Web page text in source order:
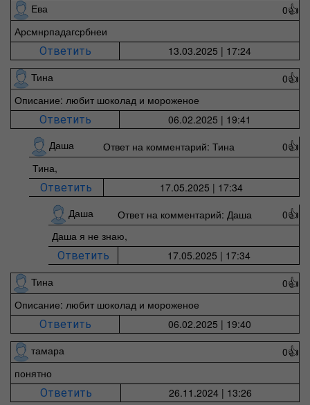
Ева
0👍
Арсмнрпадагсрбнеи
Ответить
13.03.2025 | 17:24
Тина
0👍
Описание: любит шоколад и мороженое
Ответить
06.02.2025 | 19:41
Даша
Ответ на комментарий: Тина 0👍
Тина,
Ответить
17.05.2025 | 17:34
Даша
Ответ на комментарий: Даша 0👍
Даша я не знаю,
Ответить
17.05.2025 | 17:34
Тина
0👍
Описание: любит шоколад и мороженое
Ответить
06.02.2025 | 19:40
тамара
0👍
понятно
Ответить
26.11.2024 | 13:26